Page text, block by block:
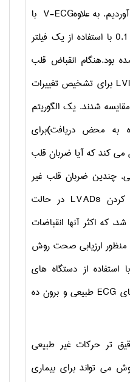
به علاوهV-ECG با
با استفاده از یک فیلتر
بود.هنگام انقباض قلب
LVI برای تشخیص تغییرات
مقایسه شدند. یک الگوریتم
به محض دریافت)برای
کند که آیا ضربان قلب
چندین ضربان قلب غیر
کردن LVADs در حالت
که اکثر آنها انقباضات
منظور ارزیابی صحت روش
از دستگاه های
ECG طبیعی و برون ده
تر حرکات غیر طبیعی
می تواند برای بیماری